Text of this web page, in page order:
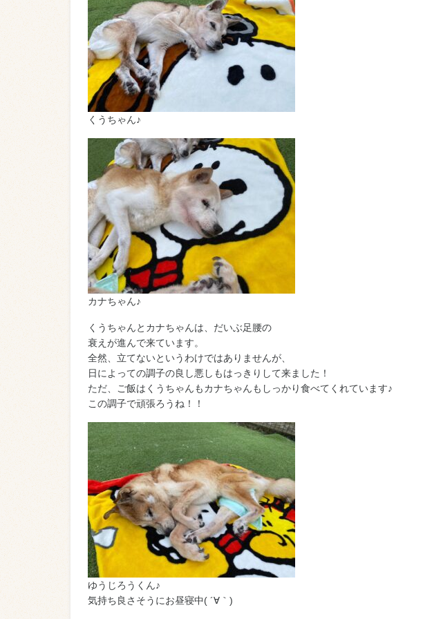
くうちゃん♪
カナちゃん♪
くうちゃんとカナちゃんは、だいぶ足腰の
衰えが進んで来ています。
全然、立てないというわけではありませんが、
日によっての調子の良し悪しもはっきりして来ました！
ただ、ご飯はくうちゃんもカナちゃんもしっかり食べてくれています♪
この調子で頑張ろうね！！
ゆうじろうくん♪
気持ち良さそうにお昼寝中( ´∀｀)